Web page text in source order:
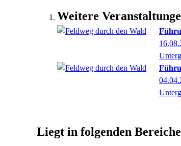
Weitere
Liegt in folgenden